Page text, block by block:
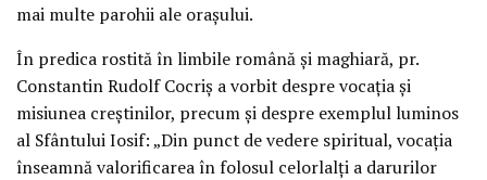
mai multe parohii ale orașului.
În predica rostită în limbile română și maghiară, pr.
Constantin Rudolf Cocriș a vorbit despre vocația și
misiunea creștinilor, precum și despre exemplul luminos
al Sfântului Iosif: „Din punct de vedere spiritual, vocația
înseamnă valorificarea în folosul celorlalți a darurilor